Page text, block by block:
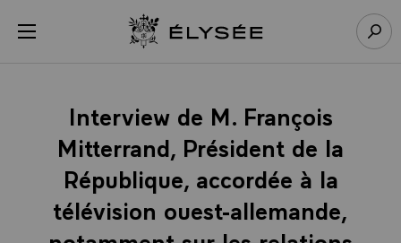
menu Retour à l’accueil Élysée
Interview de M. François
Mitterrand, Président de la
République, accordée à la
télévision ouest-allemande,
Panneau de gestion des cookies